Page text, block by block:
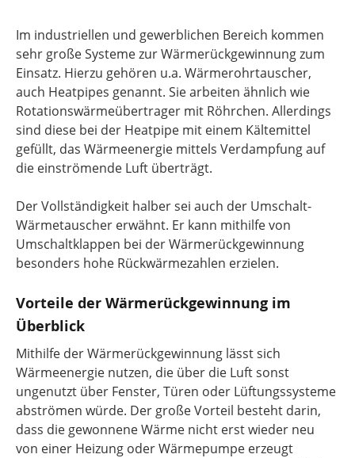
Im industriellen und gewerblichen Bereich kommen
sehr große Systeme zur Wärmerückgewinnung zum
Einsatz. Hierzu gehören u.a. Wärmerohrtauscher,
auch Heatpipes genannt. Sie arbeiten ähnlich wie
Rotationswärmeübertrager mit Röhrchen. Allerdings
sind diese bei der Heatpipe mit einem Kältemittel
gefüllt, das Wärmeenergie mittels Verdampfung auf
die einströmende Luft überträgt.
Der Vollständigkeit halber sei auch der Umschalt-
Wärmetauscher erwähnt. Er kann mithilfe von
Umschaltklappen bei der Wärmerückgewinnung
besonders hohe Rückwärmezahlen erzielen.
Vorteile der Wärmerückgewinnung im
Überblick
Mithilfe der Wärmerückgewinnung lässt sich
Wärmeenergie nutzen, die über die Luft sonst
ungenutzt über Fenster, Türen oder Lüftungssysteme
abströmen würde. Der große Vorteil besteht darin,
dass die gewonnene Wärme nicht erst wieder neu
von einer Heizung oder Wärmepumpe erzeugt